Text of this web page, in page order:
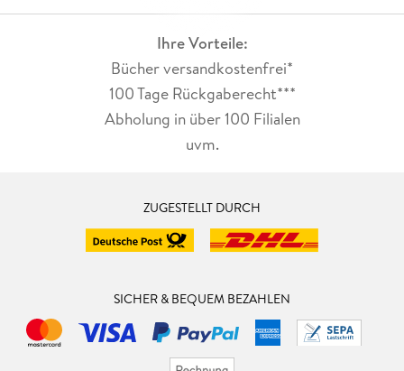
Ihre Vorteile:
Bücher versandkostenfrei*
100 Tage Rückgaberecht***
Abholung in über 100 Filialen
uvm.
ZUGESTELLT DURCH
SICHER & BEQUEM BEZAHLEN